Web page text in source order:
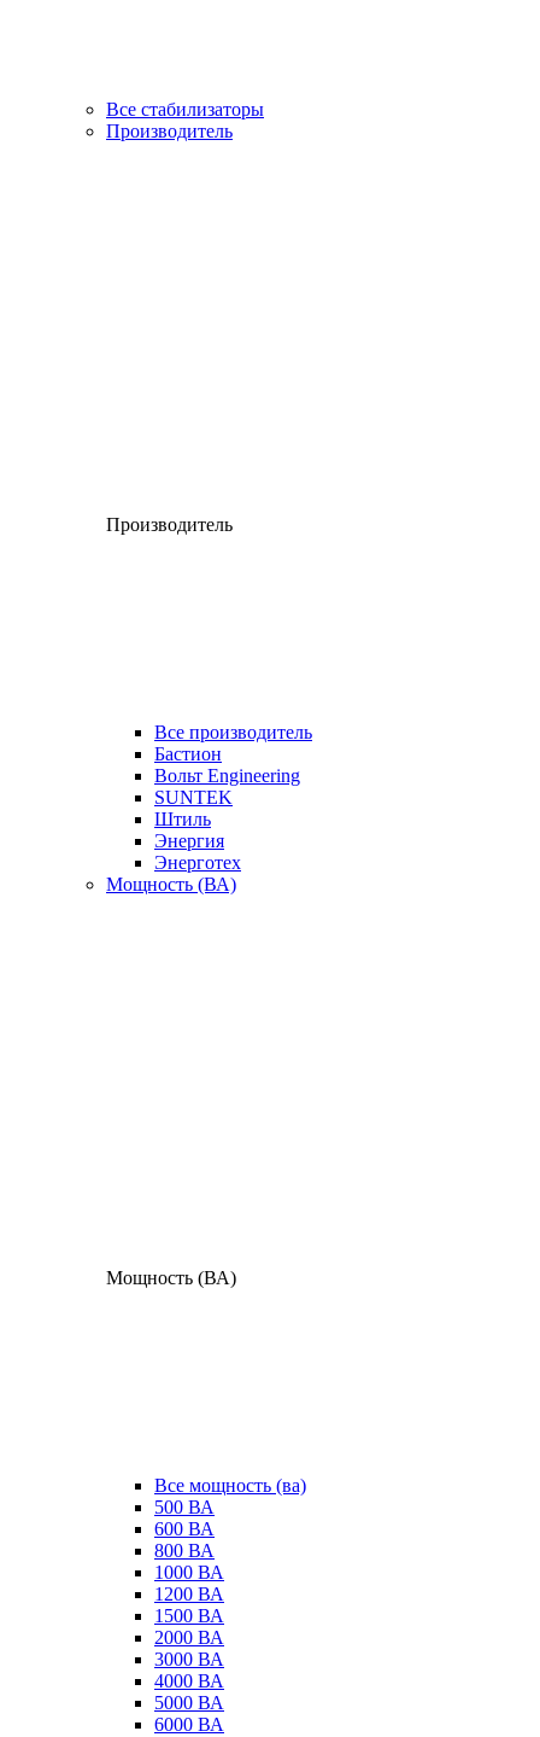
Все стабилизаторы
Производитель
Производитель
Все производитель
Бастион
Вольт Engineering
SUNTEK
Штиль
Энергия
Энерготех
Мощность (ВА)
Мощность (ВА)
Все мощность (ва)
500 ВА
600 ВА
800 ВА
1000 ВА
1200 ВА
1500 ВА
2000 ВА
3000 ВА
4000 ВА
5000 ВА
6000 ВА